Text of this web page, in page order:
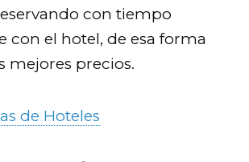
con tiempo
con el hotel, de esa forma
mejores precios.
de Hoteles